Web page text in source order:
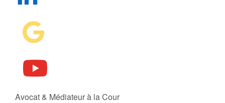
Avocat & Médiateur à la Cour